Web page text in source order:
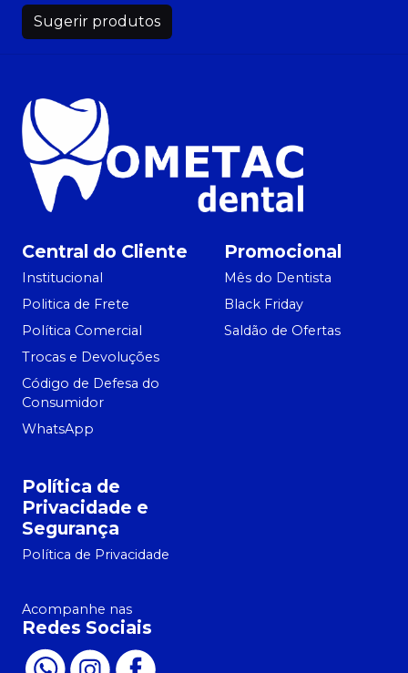
Sugerir produtos
Central do Cliente
Institucional
Politica de Frete
Política Comercial
Trocas e Devoluções
Código de Defesa do
Consumidor
WhatsApp
Promocional
Mês do Dentista
Black Friday
Saldão de Ofertas
Política de
Privacidade e
Segurança
Política de Privacidade
Acompanhe nas
Redes Sociais